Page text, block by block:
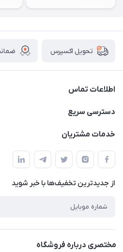
تحویل اکسپرس
اطلاعات تماس
09034287359
دسترسی سریع
حساب کاربری
لیست محصولات
درباره ما
خدمات مشتریان
قوانین و مقررات
حریم خصوصی
راهنما
از جدید‌ترین تخفیف‌ها با‌ خبر شوید
مختصری درباره فروشگاه